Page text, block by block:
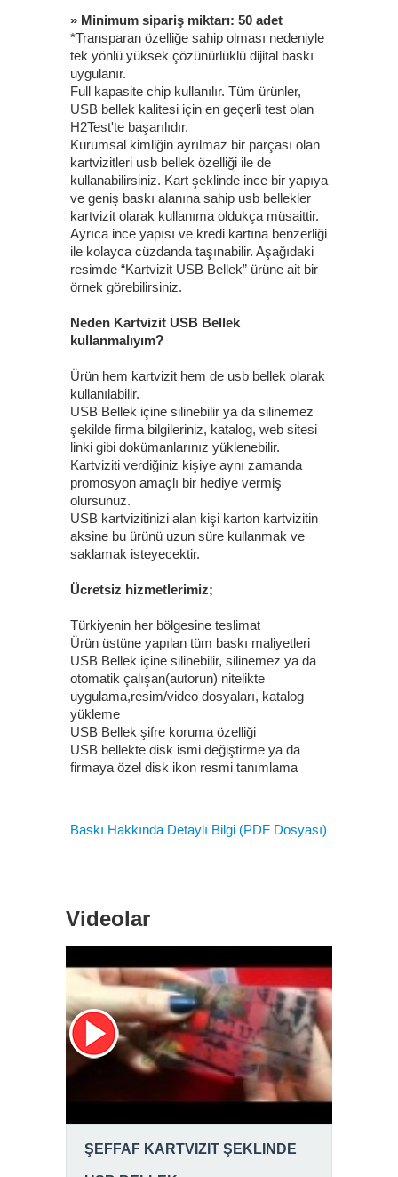
» Minimum sipariş miktarı: 50 adet
*Transparan özelliğe sahip olması nedeniyle
tek yönlü yüksek çözünürlüklü dijital baskı
uygulanır.
Full kapasite chip kullanılır. Tüm ürünler,
USB bellek kalitesi için en geçerli test olan
H2Test'te başarılıdır.
Kurumsal kimliğin ayrılmaz bir parçası olan
kartvizitleri usb bellek özelliği ile de
kullanabilirsiniz. Kart şeklinde ince bir yapıya
ve geniş baskı alanına sahip usb bellekler
kartvizit olarak kullanıma oldukça müsaittir.
Ayrıca ince yapısı ve kredi kartına benzerliği
ile kolayca cüzdanda taşınabilir. Aşağıdaki
resimde “Kartvizit USB Bellek” ürüne ait bir
örnek görebilirsiniz.
Neden Kartvizit USB Bellek
kullanmalıyım?
Ürün hem kartvizit hem de usb bellek olarak
kullanılabilir.
USB Bellek içine silinebilir ya da silinemez
şekilde firma bilgileriniz, katalog, web sitesi
linki gibi dokümanlarınız yüklenebilir.
Kartviziti verdiğiniz kişiye aynı zamanda
promosyon amaçlı bir hediye vermiş
olursunuz.
USB kartvizitinizi alan kişi karton kartvizitin
aksine bu ürünü uzun süre kullanmak ve
saklamak isteyecektir.
Ücretsiz hizmetlerimiz;
Türkiyenin her bölgesine teslimat
Ürün üstüne yapılan tüm baskı maliyetleri
USB Bellek içine silinebilir, silinemez ya da
otomatik çalışan(autorun) nitelikte
uygulama,resim/video dosyaları, katalog
yükleme
USB Bellek şifre koruma özelliği
USB bellekte disk ismi değiştirme ya da
firmaya özel disk ikon resmi tanımlama
Baskı Hakkında Detaylı Bilgi (PDF Dosyası)
Videolar
ŞEFFAF KARTVIZIT ŞEKLINDE